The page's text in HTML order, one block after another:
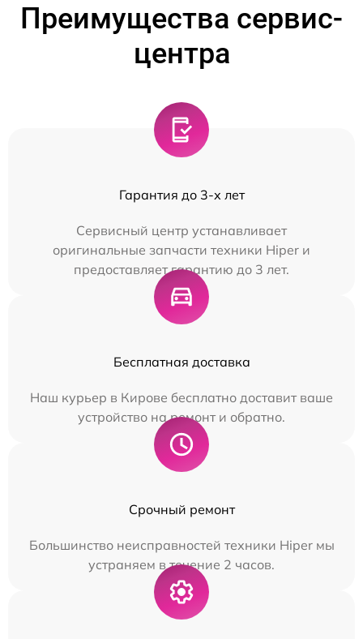
Преимущества сервис-
центра
Гарантия до 3-х лет
Сервисный центр устанавливает
оригинальные запчасти техники Hiper и
предоставляет гарантию до 3 лет.
Бесплатная доставка
Наш курьер в Кирове бесплатно доставит ваше
устройство на ремонт и обратно.
Срочный ремонт
Большинство неисправностей техники Hiper мы
устраняем в течение 2 часов.